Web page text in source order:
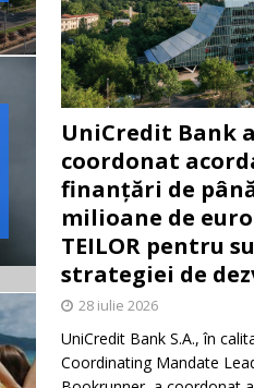
UniCredit Bank a
coordonat
finanțări de
milioane de
TEILOR pentru
strategiei de
28 iulie 2026
UniCredit Bank S.A., în
Coordinating Mandate